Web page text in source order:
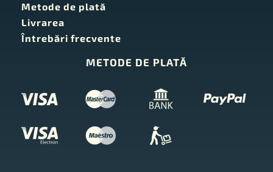
Metode de plată
Livrarea
Întrebări frecvente
METODE DE PLATĂ